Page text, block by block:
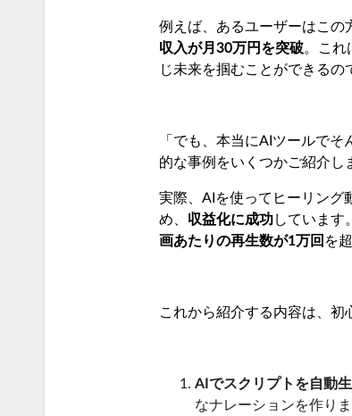
例えば、あるユーザーはこの
収入が月30万円を突破。これ
じ未来を掴むことができるの
「でも、本当にAIツールで
的な事例をいくつかご紹介し
実際、AIを使ってヒーリング
め、 収益化に成功しています
画あたりの再生数が1万回 を
これから紹介する内容は、初
AIでスクリプトを自動
なナレーションを作りま